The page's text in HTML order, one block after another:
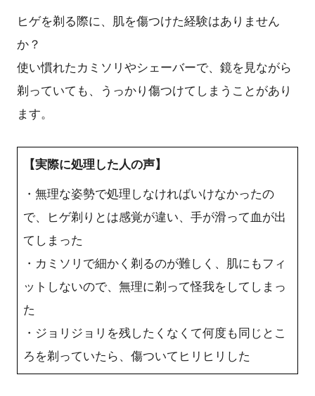
ヒゲを剃る際に、肌を傷つけた経験はありません
か？
使い慣れたカミソリやシェーバーで、鏡を見ながら
剃っていても、うっかり傷つけてしまうことがあり
ます。
【実際に処理した人の声】
・無理な姿勢で処理しなければいけなかったの
で、ヒゲ剃りとは感覚が違い、手が滑って血が出
てしまった
・カミソリで細かく剃るのが難しく、肌にもフィ
ットしないので、無理に剃って怪我をしてしまっ
た
・ジョリジョリを残したくなくて何度も同じとこ
ろを剃っていたら、傷ついてヒリヒリした